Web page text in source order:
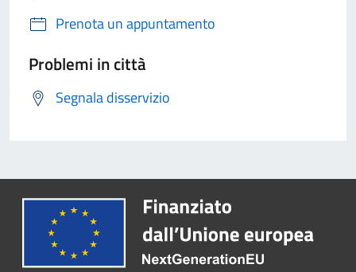
Prenota un appuntamento
Problemi in città
Segnala disservizio